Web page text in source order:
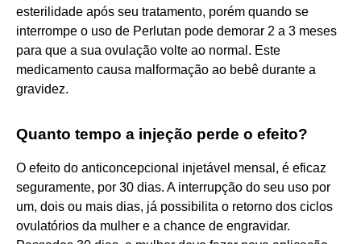
esterilidade após seu tratamento, porém quando se
interrompe o uso de Perlutan pode demorar 2 a 3 meses
para que a sua ovulação volte ao normal. Este
medicamento causa malformação ao bebê durante a
gravidez.
Quanto tempo a injeção perde o efeito?
O efeito do anticoncepcional injetável mensal, é eficaz
seguramente, por 30 dias. A interrupção do seu uso por
um, dois ou mais dias, já possibilita o retorno dos ciclos
ovulatórios da mulher e a chance de engravidar.